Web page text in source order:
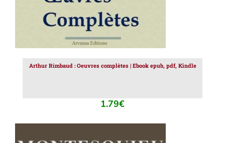
Arthur Rimbaud : Oeuvres complètes | Ebook epub, pdf, Kindle
1.79€